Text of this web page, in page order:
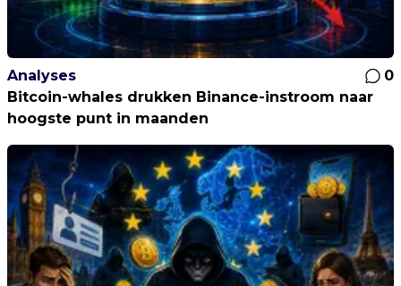
Analyses
0
Bitcoin-whales drukken Binance-instroom naar
hoogste punt in maanden